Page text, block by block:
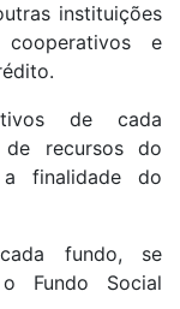
instituições
e
de cada
de recursos do
finalidade do
fundo, se
Fundo Social